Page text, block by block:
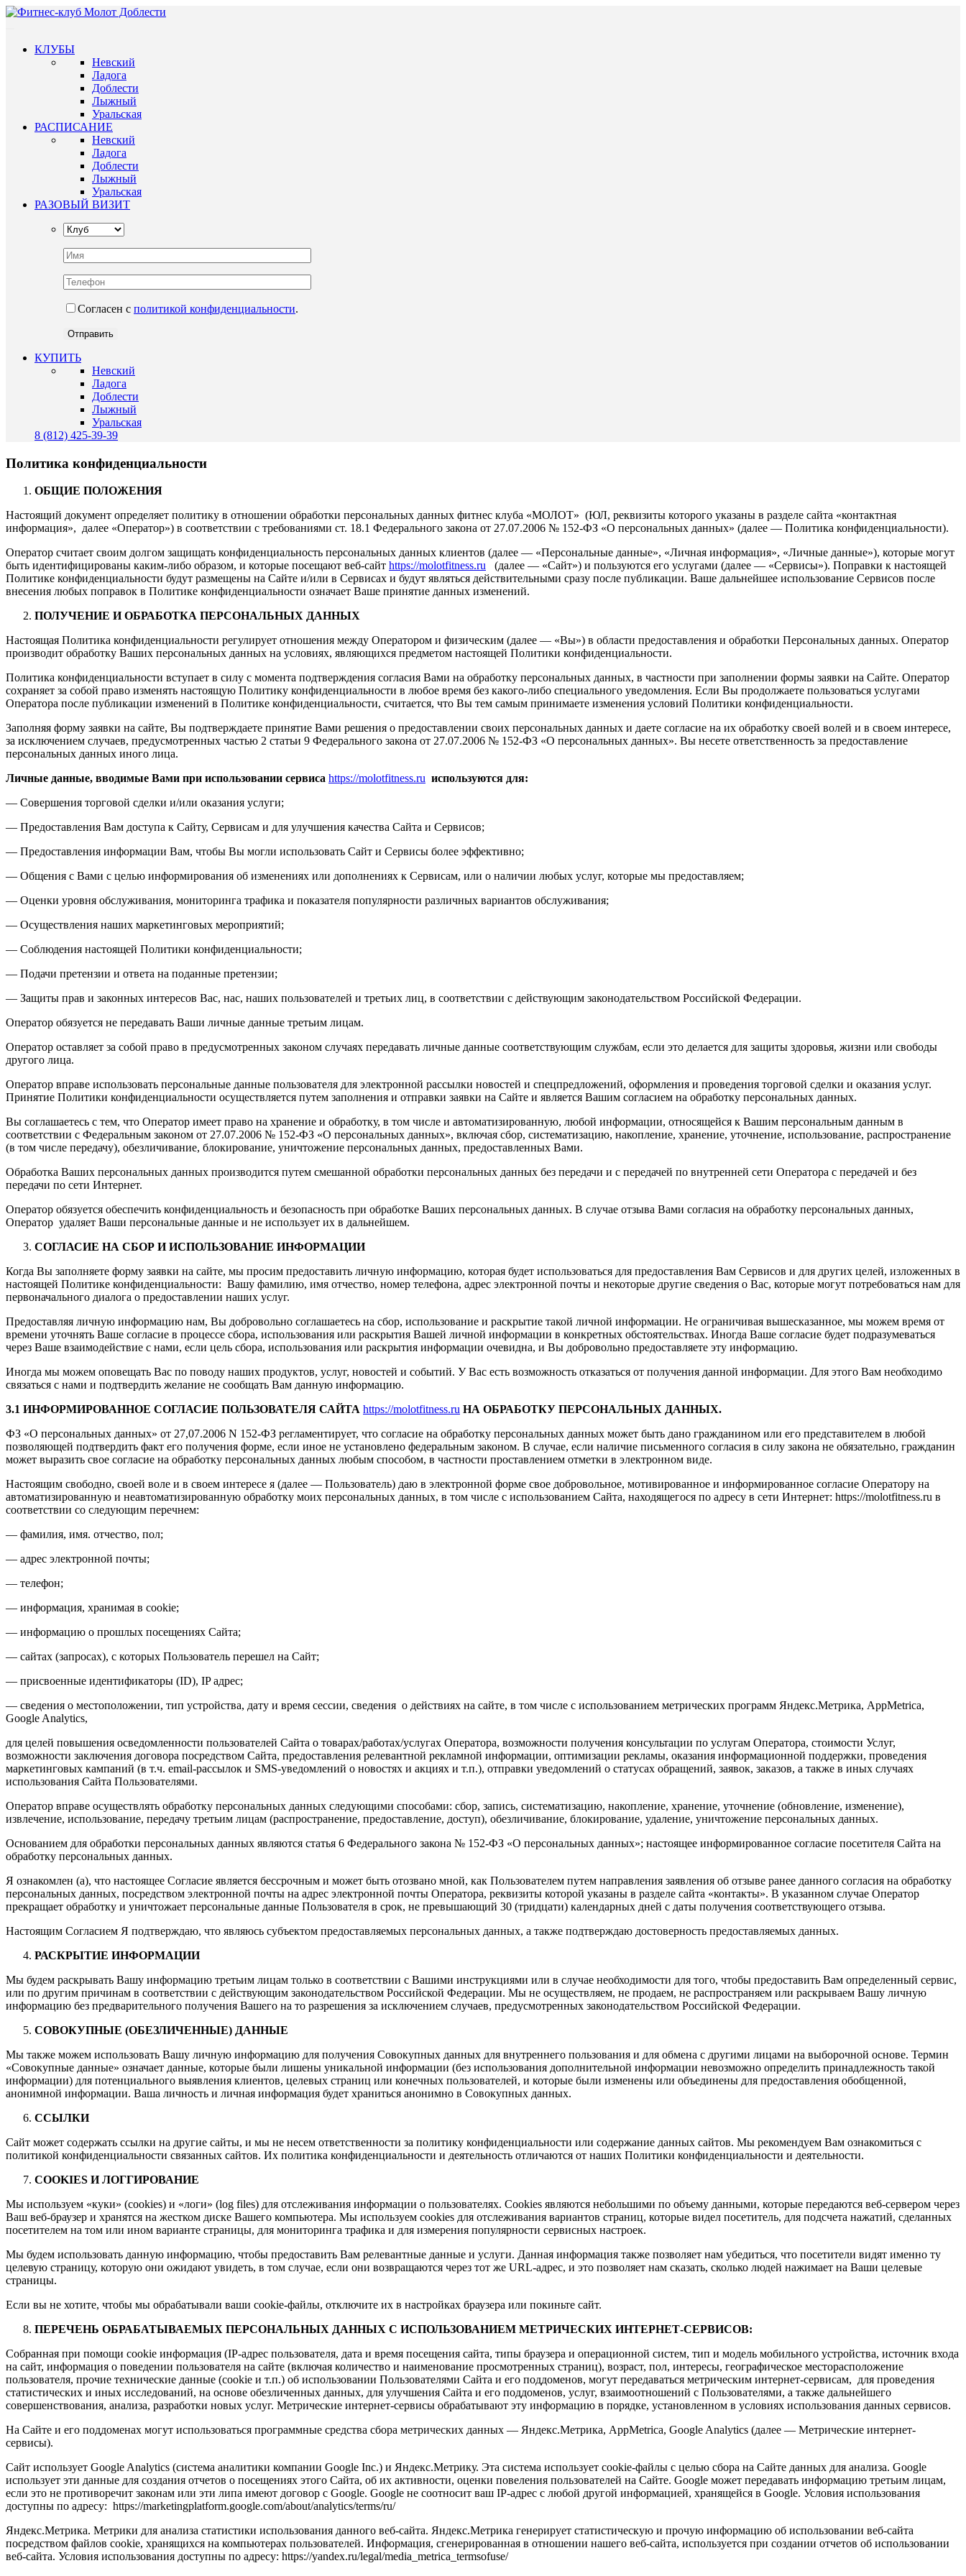
КЛУБЫ
Невский
Ладога
Доблести
Лыжный
Уральская
РАСПИСАНИЕ
Невский
Ладога
Доблести
Лыжный
Уральская
РАЗОВЫЙ ВИЗИТ
Согласен с политикой конфиденциальности.
КУПИТЬ
Невский
Ладога
Доблести
Лыжный
Уральская
8 (812) 425-39-39
Политика конфиденциальности
ОБЩИЕ ПОЛОЖЕНИЯ
Настоящий документ определяет политику в отношении обработки персональных данных фитнес клуба «МОЛОТ» (ЮЛ, реквизиты которого указаны в разделе сайта «контактная
информация», далее «Оператор») в соответствии с требованиями ст. 18.1 Федерального закона от 27.07.2006 № 152-ФЗ «О персональных данных» (далее — Политика конфиденциальности).
Оператор считает своим долгом защищать конфиденциальность персональных данных клиентов (далее — «Персональные данные», «Личная информация», «Личные данные»), которые могут
быть идентифицированы каким-либо образом, и которые посещают веб-сайт https://molotfitness.ru (далее — «Сайт») и пользуются его услугами (далее — «Сервисы»). Поправки к настоящей
Политике конфиденциальности будут размещены на Сайте и/или в Сервисах и будут являться действительными сразу после публикации. Ваше дальнейшее использование Сервисов после
внесения любых поправок в Политике конфиденциальности означает Ваше принятие данных изменений.
ПОЛУЧЕНИЕ И ОБРАБОТКА ПЕРСОНАЛЬНЫХ ДАННЫХ
Настоящая Политика конфиденциальности регулирует отношения между Оператором и физическим (далее — «Вы») в области предоставления и обработки Персональных данных. Оператор
производит обработку Ваших персональных данных на условиях, являющихся предметом настоящей Политики конфиденциальности.
Политика конфиденциальности вступает в силу с момента подтверждения согласия Вами на обработку персональных данных, в частности при заполнении формы заявки на Сайте. Оператор
сохраняет за собой право изменять настоящую Политику конфиденциальности в любое время без какого-либо специального уведомления. Если Вы продолжаете пользоваться услугами
Оператора после публикации изменений в Политике конфиденциальности, считается, что Вы тем самым принимаете изменения условий Политики конфиденциальности.
Заполняя форму заявки на сайте, Вы подтверждаете принятие Вами решения о предоставлении своих персональных данных и даете согласие на их обработку своей волей и в своем интересе,
за исключением случаев, предусмотренных частью 2 статьи 9 Федерального закона от 27.07.2006 № 152-ФЗ «О персональных данных». Вы несете ответственность за предоставление
персональных данных иного лица.
Личные данные, вводимые Вами при использовании сервиса https://molotfitness.ru используются для:
— Совершения торговой сделки и/или оказания услуги;
— Предоставления Вам доступа к Сайту, Сервисам и для улучшения качества Сайта и Сервисов;
— Предоставления информации Вам, чтобы Вы могли использовать Сайт и Сервисы более эффективно;
— Общения с Вами с целью информирования об изменениях или дополнениях к Сервисам, или о наличии любых услуг, которые мы предоставляем;
— Оценки уровня обслуживания, мониторинга трафика и показателя популярности различных вариантов обслуживания;
— Осуществления наших маркетинговых мероприятий;
— Соблюдения настоящей Политики конфиденциальности;
— Подачи претензии и ответа на поданные претензии;
— Защиты прав и законных интересов Вас, нас, наших пользователей и третьих лиц, в соответствии с действующим законодательством Российской Федерации.
Оператор обязуется не передавать Ваши личные данные третьим лицам.
Оператор оставляет за собой право в предусмотренных законом случаях передавать личные данные соответствующим службам, если это делается для защиты здоровья, жизни или свободы
другого лица.
Оператор вправе использовать персональные данные пользователя для электронной рассылки новостей и спецпредложений, оформления и проведения торговой сделки и оказания услуг.
Принятие Политики конфиденциальности осуществляется путем заполнения и отправки заявки на Сайте и является Вашим согласием на обработку персональных данных.
Вы соглашаетесь с тем, что Оператор имеет право на хранение и обработку, в том числе и автоматизированную, любой информации, относящейся к Вашим персональным данным в
соответствии с Федеральным законом от 27.07.2006 № 152-ФЗ «О персональных данных», включая сбор, систематизацию, накопление, хранение, уточнение, использование, распространение
(в том числе передачу), обезличивание, блокирование, уничтожение персональных данных, предоставленных Вами.
Обработка Ваших персональных данных производится путем смешанной обработки персональных данных без передачи и с передачей по внутренней сети Оператора c передачей и без
передачи по сети Интернет.
Оператор обязуется обеспечить конфиденциальность и безопасность при обработке Ваших персональных данных. В случае отзыва Вами согласия на обработку персональных данных,
Оператор удаляет Ваши персональные данные и не использует их в дальнейшем.
CОГЛАСИЕ НА СБОР И ИСПОЛЬЗОВАНИЕ ИНФОРМАЦИИ
Когда Вы заполняете форму заявки на сайте, мы просим предоставить личную информацию, которая будет использоваться для предоставления Вам Сервисов и для других целей, изложенных в
настоящей Политике конфиденциальности: Вашу фамилию, имя отчество, номер телефона, адрес электронной почты и некоторые другие сведения о Вас, которые могут потребоваться нам для
первоначального диалога о предоставлении наших услуг.
Предоставляя личную информацию нам, Вы добровольно соглашаетесь на сбор, использование и раскрытие такой личной информации. Не ограничивая вышесказанное, мы можем время от
времени уточнять Ваше согласие в процессе сбора, использования или раскрытия Вашей личной информации в конкретных обстоятельствах. Иногда Ваше согласие будет подразумеваться
через Ваше взаимодействие с нами, если цель сбора, использования или раскрытия информации очевидна, и Вы добровольно предоставляете эту информацию.
Иногда мы можем оповещать Вас по поводу наших продуктов, услуг, новостей и событий. У Вас есть возможность отказаться от получения данной информации. Для этого Вам необходимо
связаться с нами и подтвердить желание не сообщать Вам данную информацию.
3.1 ИНФОРМИРОВАННОЕ СОГЛАСИЕ ПОЛЬЗОВАТЕЛЯ САЙТА https://molotfitness.ru НА ОБРАБОТКУ ПЕРСОНАЛЬНЫХ ДАННЫХ.
ФЗ «О персональных данных» от 27,07.2006 N 152-ФЗ регламентирует, что согласие на обработку персональных данных может быть дано гражданином или его представителем в любой
позволяющей подтвердить факт его получения форме, если иное не установлено федеральным законом. В случае, если наличие письменного согласия в силу закона не обязательно, гражданин
может выразить свое согласие на обработку персональных данных любым способом, в частности проставлением отметки в электронном виде.
Настоящим свободно, своей воле и в своем интересе я (далее — Пользователь) даю в электронной форме свое добровольное, мотивированное и информированное согласие Оператору на
автоматизированную и неавтоматизированную обработку моих персональных данных, в том числе с использованием Сайта, находящегося по адресу в сети Интернет: https://molotfitness.ru в
соответствии со следующим перечнем:
— фамилия, имя. отчество, пол;
— адрес электронной почты;
— телефон;
— информация, хранимая в cookie;
— информацию о прошлых посещениях Сайта;
— сайтах (запросах), с которых Пользователь перешел на Сайт;
— присвоенные идентификаторы (ID), IP адрес;
— сведения о местоположении, тип устройства, дату и время сессии, сведения о действиях на сайте, в том числе с использованием метрических программ Яндекс.Метрика, AppMetrica,
Google Analytics,
для целей повышения осведомленности пользователей Сайта о товарах/работах/услугах Оператора, возможности получения консультации по услугам Оператора, стоимости Услуг,
возможности заключения договора посредством Сайта, предоставления релевантной рекламной информации, оптимизации рекламы, оказания информационной поддержки, проведения
маркетинговых кампаний (в т.ч. email-рассылок и SMS-уведомлений о новостях и акциях и т.п.), отправки уведомлений о статусах обращений, заявок, заказов, а также в иных случаях
использования Сайта Пользователями.
Оператор вправе осуществлять обработку персональных данных следующими способами: сбор, запись, систематизацию, накопление, хранение, уточнение (обновление, изменение),
извлечение, использование, передачу третьим лицам (распространение, предоставление, доступ), обезличивание, блокирование, удаление, уничтожение персональных данных.
Основанием для обработки персональных данных являются статья 6 Федерального закона № 152-ФЗ «О персональных данных»; настоящее информированное согласие посетителя Сайта на
обработку персональных данных.
Я ознакомлен (а), что настоящее Согласие является бессрочным и может быть отозвано мной, как Пользователем путем направления заявления об отзыве ранее данного согласия на обработку
персональных данных, посредством электронной почты на адрес электронной почты Оператора, реквизиты которой указаны в разделе сайта «контакты». В указанном случае Оператор
прекращает обработку и уничтожает персональные данные Пользователя в срок, не превышающий 30 (тридцати) календарных дней с даты получения соответствующего отзыва.
Настоящим Согласием Я подтверждаю, что являюсь субъектом предоставляемых персональных данных, а также подтверждаю достоверность предоставляемых данных.
РАСКРЫТИЕ ИНФОРМАЦИИ
Мы будем раскрывать Вашу информацию третьим лицам только в соответствии с Вашими инструкциями или в случае необходимости для того, чтобы предоставить Вам определенный сервис,
или по другим причинам в соответствии с действующим законодательством Российской Федерации. Мы не осуществляем, не продаем, не распространяем или раскрываем Вашу личную
информацию без предварительного получения Вашего на то разрешения за исключением случаев, предусмотренных законодательством Российской Федерации.
CОВОКУПНЫЕ (ОБЕЗЛИЧЕННЫЕ) ДАННЫЕ
Мы также можем использовать Вашу личную информацию для получения Совокупных данных для внутреннего пользования и для обмена с другими лицами на выборочной основе. Термин
«Совокупные данные» означает данные, которые были лишены уникальной информации (без использования дополнительной информации невозможно определить принадлежность такой
информации) для потенциального выявления клиентов, целевых страниц или конечных пользователей, и которые были изменены или объединены для предоставления обобщенной,
анонимной информации. Ваша личность и личная информация будет храниться анонимно в Совокупных данных.
ССЫЛКИ
Сайт может содержать ссылки на другие сайты, и мы не несем ответственности за политику конфиденциальности или содержание данных сайтов. Мы рекомендуем Вам ознакомиться с
политикой конфиденциальности связанных сайтов. Их политика конфиденциальности и деятельность отличаются от наших Политики конфиденциальности и деятельности.
COOKIES И ЛОГГИРОВАНИЕ
Мы используем «куки» (cookies) и «логи» (log files) для отслеживания информации о пользователях. Cookies являются небольшими по объему данными, которые передаются веб-сервером через
Ваш веб-браузер и хранятся на жестком диске Вашего компьютера. Мы используем cookies для отслеживания вариантов страниц, которые видел посетитель, для подсчета нажатий, сделанных
посетителем на том или ином варианте страницы, для мониторинга трафика и для измерения популярности сервисных настроек.
Мы будем использовать данную информацию, чтобы предоставить Вам релевантные данные и услуги. Данная информация также позволяет нам убедиться, что посетители видят именно ту
целевую страницу, которую они ожидают увидеть, в том случае, если они возвращаются через тот же URL-адрес, и это позволяет нам сказать, сколько людей нажимает на Ваши целевые
страницы.
Если вы не хотите, чтобы мы обрабатывали ваши cookie-файлы, отключите их в настройках браузера или покиньте сайт.
ПЕРЕЧЕНЬ ОБРАБАТЫВАЕМЫХ ПЕРСОНАЛЬНЫХ ДАННЫХ С ИСПОЛЬЗОВАНИЕМ МЕТРИЧЕСКИХ ИНТЕРНЕТ-СЕРВИСОВ:
Собранная при помощи cookie информация (IP-адрес пользователя, дата и время посещения сайта, типы браузера и операционной систем, тип и модель мобильного устройства, источник входа
на сайт, информация о поведении пользователя на сайте (включая количество и наименование просмотренных страниц), возраст, пол, интересы, географическое месторасположение
пользователя, прочие технические данные (cookie и т.п.) об использовании Пользователями Сайта и его поддоменов, могут передаваться метрическим интернет-сервисам, для проведения
статистических и иных исследований, на основе обезличенных данных, для улучшения Сайта и его поддоменов, услуг, взаимоотношений с Пользователями, а также дальнейшего
совершенствования, анализа, разработки новых услуг. Метрические интернет-сервисы обрабатывают эту информацию в порядке, установленном в условиях использования данных сервисов.
На Сайте и его поддоменах могут использоваться программные средства сбора метрических данных — Яндекс.Метрика, AppMetrica, Google Analytics (далее — Метрические интернет-
сервисы).
Сайт использует Google Analytics (система аналитики компании Google Inc.) и Яндекс.Метрику. Эта система использует cookie-файлы с целью сбора на Сайте данных для анализа. Google
использует эти данные для создания отчетов о посещениях этого Сайта, об их активности, оценки повеления пользователей на Сайте. Google может передавать информацию третьим лицам,
если это не противоречит законам или эти липа имеют договор с Google. Google не соотносит ваш IP-адрес с любой другой информацией, хранящейся в Google. Условия использования
доступны по адресу: https://marketingplatform.google.com/about/analytics/terms/ru/
Яндекс.Метрика. Метрики для анализа статистики использования данного веб-сайта. Яндекс.Метрика генерирует статистическую и прочую информацию об использовании веб-сайта
посредством файлов cookie, хранящихся на компьютерах пользователей. Информация, сгенерированная в отношении нашего веб-сайта, используется при создании отчетов об использовании
веб-сайта. Условия использования доступны по адресу: https://yandex.ru/legal/media_metrica_termsofuse/